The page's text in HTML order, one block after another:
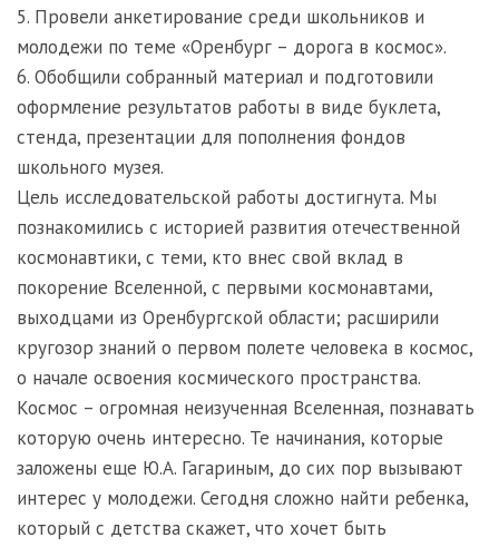
5. Провели анкетирование среди школьников и
молодежи по теме «Оренбург – дорога в космос».
6. Обобщили собранный материал и подготовили
оформление результатов работы в виде буклета,
стенда, презентации для пополнения фондов
школьного музея.
Цель исследовательской работы достигнута. Мы
познакомились с историей развития отечественной
космонавтики, с теми, кто внес свой вклад в
покорение Вселенной, с первыми космонавтами,
выходцами из Оренбургской области; расширили
кругозор знаний о первом полете человека в космос,
о начале освоения космического пространства.
Космос – огромная неизученная Вселенная, познавать
которую очень интересно. Те начинания, которые
заложены еще Ю.А. Гагариным, до сих пор вызывают
интерес у молодежи. Сегодня сложно найти ребенка,
который с детства скажет, что хочет быть